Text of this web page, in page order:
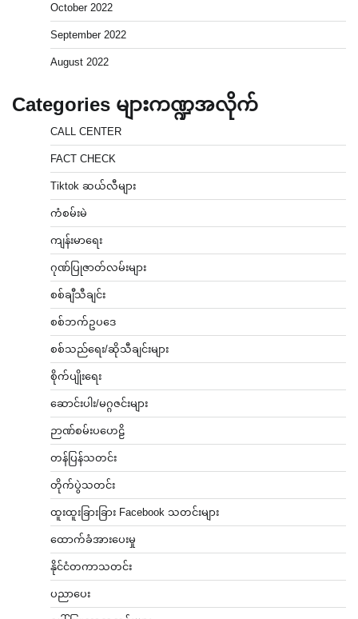
October 2022
September 2022
August 2022
Categories များကဏ္ဍအလိုက်
CALL CENTER
FACT CHECK
Tiktok ဆယ်လီများ
ကံစမ်းမဲ
ကျန်းမာရေး
ဂုဏ်ပြုဇာတ်လမ်းများ
စစ်ချီသီချင်း
စစ်ဘက်ဥပဒေ
စစ်သည်ရေး/ဆိုသီချင်းများ
စိုက်ပျိုးရေး
ဆောင်းပါး/မဂ္ဂဇင်းများ
ဉာဏ်စမ်းပဟေဠိ
တန်ပြန်သတင်း
တိုက်ပွဲသတင်း
ထူးထူးခြားခြား Facebook သတင်းများ
ထောက်ခံအားပေးမှု
နိုင်ငံတကာသတင်း
ပညာပေး